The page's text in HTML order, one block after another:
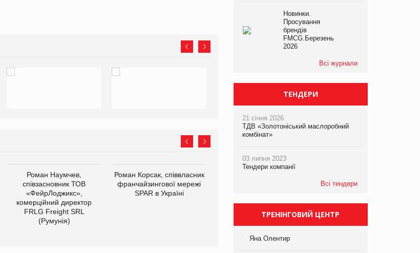
Роман Наумчев,
співзасновник ТОВ
«ФейрЛоджикс»,
комерційний директор
FRLG Freight SRL
(Румунія)
Роман Корсак, співвласник
франчайзингової мережі
SPAR в Україні
виробництва
компанії «УкраМарин»
Новинки.
Просування
брендів
FMCG.Березень
2026
Всі журнали
ТЕНДЕРИ
21 січня 2026
ТДВ «Золотоніський маслоробний
комбінат»
03 липня 2023
Тендери компанії
Всі тендери
ТРЕНІНГОВИЙ ЦЕНТР
Яна Олентир